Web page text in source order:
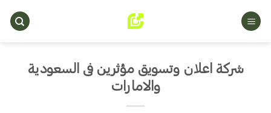
للمحتوى
شركة اعلان وتسويق مؤثرين فى السعودية
والامارات